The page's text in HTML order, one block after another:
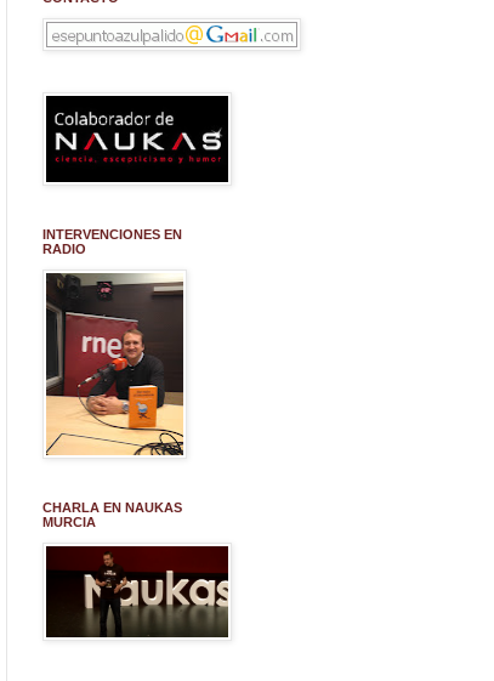
INTERVENCIONES EN
RADIO
CHARLA EN NAUKAS
MURCIA